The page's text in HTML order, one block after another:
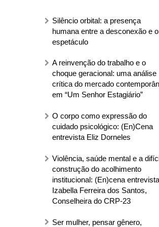
Silêncio orbital: a presença
humana entre a desconexão e o
espetáculo
A reinvenção do trabalho e o
choque geracional: uma análise
crítica do mercado
em “Um Senhor Estagiário”
O corpo como expressão do
cuidado psicológico: (En)Cena
entrevista Eliz Dorneles
Violência, saúde mental e a
construção do acolhimento
institucional: (En)cena entrevista
Izabella Ferreira dos Santos,
Conselheira do CRP-23
Ser mulher, pensar gênero,